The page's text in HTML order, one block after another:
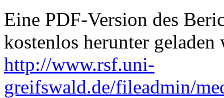
Eine PDF-Version des
kostenlos herunter geladen
http://www.rsf.uni-
greifswald.de/fileadmin/